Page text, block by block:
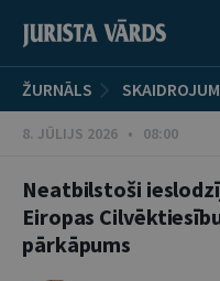
ŽURNĀLS
8. JŪLIJS 2026 • 08:00
Neatbilstoši
Eiropas
pārkāpums